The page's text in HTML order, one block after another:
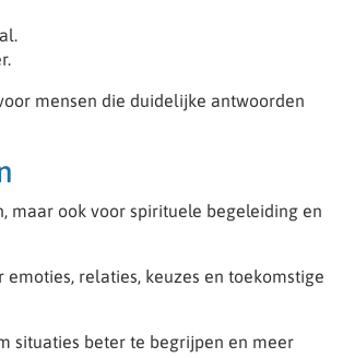
mensen die duidelijke antwoorden
maar ook voor spirituele begeleiding en
relaties, keuzes en toekomstige
situaties beter te begrijpen en meer